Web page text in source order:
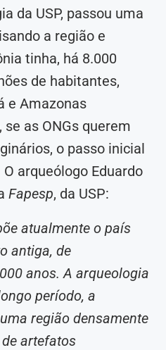
da USP, passou uma
a região e
tinha, há 8.000
de habitantes,
e Amazonas
as ONGs querem
o passo inicial
arqueólogo Eduardo
Fapesp, da USP:
atualmente o país
antiga, de
anos. A arqueologia
período, a
região densamente
artefatos